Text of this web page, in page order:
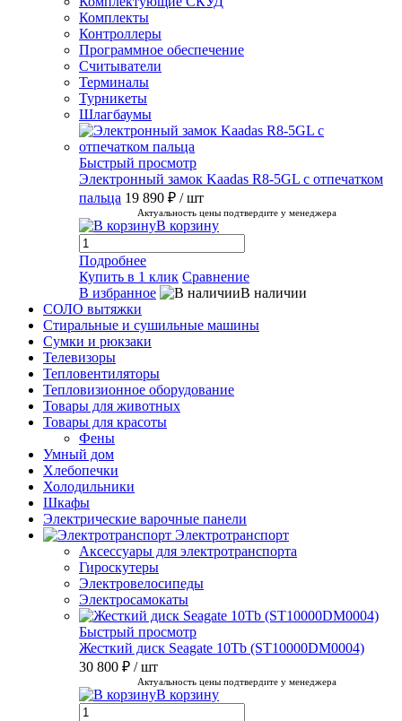
Комплекты
Контроллеры
Программное обеспечение
Считыватели
Терминалы
Турникеты
Шлагбаумы
Быстрый просмотр
Электронный замок Kaadas R8-5GL с отпечатком
пальца 19 890 ₽ / шт
Актуальность цены подтвердите у менеджера
В корзину
Подробнее
Купить в 1 клик Сравнение
В избранное
В наличии
СОЛО вытяжки
Стиральные и сушильные машины
Сумки и рюкзаки
Телевизоры
Тепловентиляторы
Тепловизионное оборудование
Товары для животных
Товары для красоты
Фены
Умный дом
Хлебопечки
Холодильники
Шкафы
Электрические варочные панели
Электротранспорт
Аксессуары для электротранспорта
Гироскутеры
Электровелосипеды
Электросамокаты
Быстрый просмотр
Жесткий диск Seagate 10Tb (ST10000DM0004)
30 800 ₽ / шт
Актуальность цены подтвердите у менеджера
В корзину